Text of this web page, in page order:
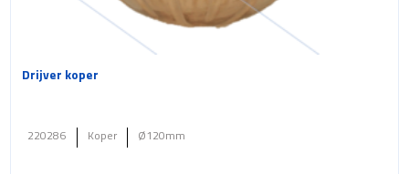
Drijver koper
220286 Koper Ø120mm